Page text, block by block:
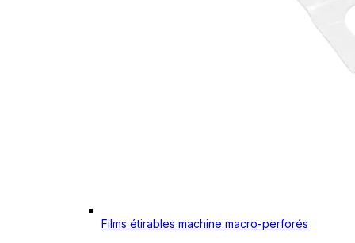
Films étirables machine macro-perforés